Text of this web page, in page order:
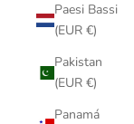
Paesi Bassi
(EUR €)
Pakistan
(EUR €)
Panamá